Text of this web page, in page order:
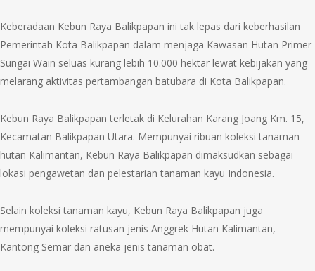
Keberadaan Kebun Raya Balikpapan ini tak lepas dari keberhasilan
Pemerintah Kota Balikpapan dalam menjaga Kawasan Hutan Primer
Sungai Wain seluas kurang lebih 10.000 hektar lewat kebijakan yang
melarang aktivitas pertambangan batubara di Kota Balikpapan.
Kebun Raya Balikpapan terletak di Kelurahan Karang Joang Km. 15,
Kecamatan Balikpapan Utara. Mempunyai ribuan koleksi tanaman
hutan Kalimantan, Kebun Raya Balikpapan dimaksudkan sebagai
lokasi pengawetan dan pelestarian tanaman kayu Indonesia.
Selain koleksi tanaman kayu, Kebun Raya Balikpapan juga
mempunyai koleksi ratusan jenis Anggrek Hutan Kalimantan,
Kantong Semar dan aneka jenis tanaman obat.